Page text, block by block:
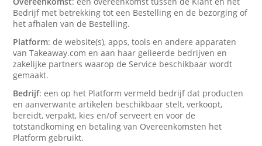
Bedrijf met betrekking tot een Bestelling en de bezorging of
het afhalen van de Bestelling.
Platform: de website(s), apps, tools en andere apparaten
van Takeaway.com en aan haar gelieerde bedrijven en
zakelijke partners waarop de Service beschikbaar wordt
gemaakt.
Bedrijf: een op het Platform vermeld bedrijf dat producten
en aanverwante artikelen beschikbaar stelt, verkoopt,
bereidt, verpakt, kies en/of serveert en voor de
totstandkoming en betaling van Overeenkomsten het
Platform gebruikt.